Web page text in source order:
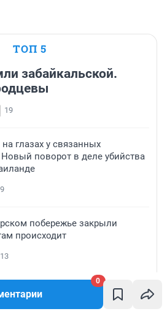
0
ТОП 5
забайкальской.
19
глазах у связанных
Новый поворот в деле убийства
9
побережье закрыли
происходит
13
как соспеть зеленые
— пять самых эффективных